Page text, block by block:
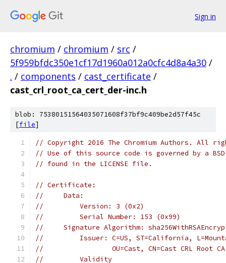
Sign in
chromium / chromium / src /
5f959bfdc350e1cf17d1960a012a0cfc4d8a4a30 /
. / components / cast_certificate /
cast_crl_root_ca_cert_der-inc.h
blob: 75380151564035071608f37bf9c409be2d57f45c
[file]
// Copyright 2016 The Chromium Authors. All
// Use of this source code is governed by a
// found in the LICENSE file.
// Certificate:
//     Data:
//         Version: 3 (0x2)
//         Serial Number: 153 (0x99)
//     Signature Algorithm:
//         Issuer: C=US, ST=California,
//                 OU=Cast, CN=Cast CRL Root CA
//         Validity